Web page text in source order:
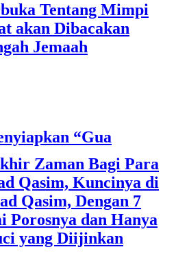
Tentang Mimpi
akan Dibacakan
Jemaah
Zaman Bagi Para
Qasim, Kuncinya di
Qasim, Dengan 7
Porosnya dan Hanya
yang Diijinkan